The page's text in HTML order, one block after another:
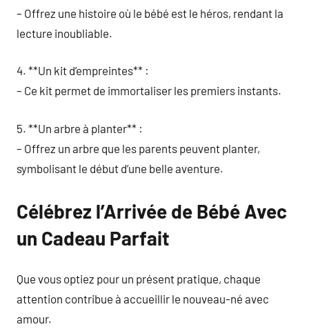
– Offrez une histoire où le bébé est le héros, rendant la
lecture inoubliable.
4. **Un kit d’empreintes** :
– Ce kit permet de immortaliser les premiers instants.
5. **Un arbre à planter** :
– Offrez un arbre que les parents peuvent planter,
symbolisant le début d’une belle aventure.
Célébrez l’Arrivée de Bébé Avec
un Cadeau Parfait
Que vous optiez pour un présent pratique, chaque
attention contribue à accueillir le nouveau-né avec
amour.